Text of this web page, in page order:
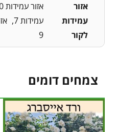
אזור
עמידות
לקור
אזור עמידות 10
עמידות 7
9
צמחים דומים